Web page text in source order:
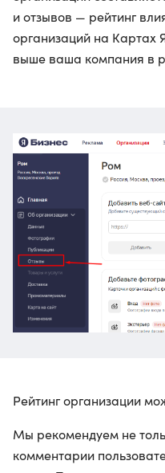
и отзывов — рейтинг
организаций на Картах
выше ваша компания в
Рейтинг организации
Мы рекомендуем не
комментарии